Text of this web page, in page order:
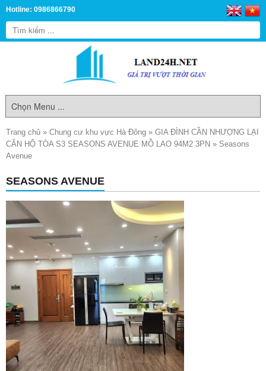
Hotline: 0986866790
Trang chủ » Chung cư khu vực Hà Đông » GIA ĐÌNH CẦN NHƯỢNG LẠI
CĂN HỘ TÒA S3 SEASONS AVENUE MỖ LAO 94M2 3PN » Seasons
Avenue
SEASONS AVENUE